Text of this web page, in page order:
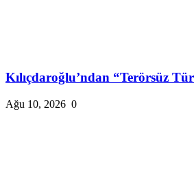
Kılıçdaroğlu’ndan “Terörsüz
Ağu 10, 2026 0